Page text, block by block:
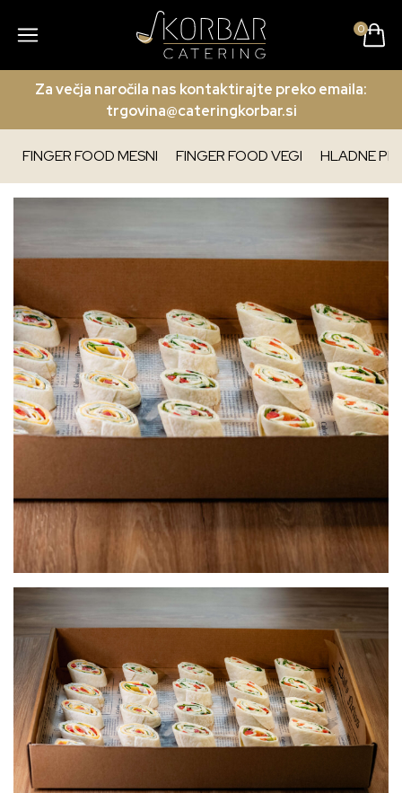
0
Za večja naročila nas kontaktirajte preko emaila:
trgovina@cateringkorbar.si
FINGER FOOD MESNI FINGER FOOD VEGI HLADNE